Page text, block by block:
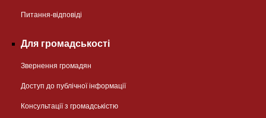
Питання-відповіді
Для громадськості
Звернення громадян
Доступ до публічної інформації
Консультації з громадськістю